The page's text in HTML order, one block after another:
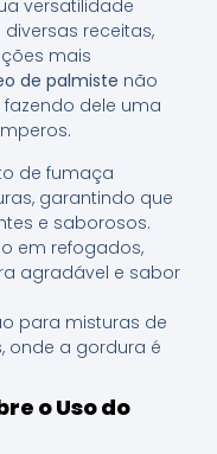
versatilidade
receitas,
mais
de palmiste não
dele uma
de fumaça
garantindo que
e saborosos.
em refogados,
agradável e sabor
para misturas de
onde a gordura é
o Uso do